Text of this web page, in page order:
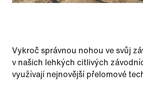
Vykroč správnou nohou ve svůj
v našich lehkých citlivých
využívají nejnovější přelomové